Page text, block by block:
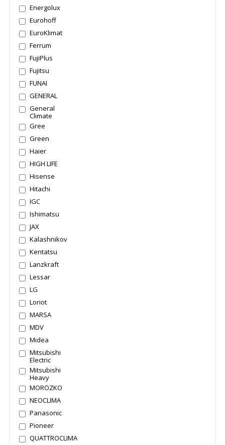
Energolux
Eurohoff
EuroKlimat
Ferrum
FujiPlus
Fujitsu
FUNAI
GENERAL
General
Climate
Gree
Green
Haier
HIGH LIFE
Hisense
Hitachi
IGC
Ishimatsu
JAX
Kalashnikov
Kentatsu
Lanzkraft
Lessar
LG
Loriot
MARSA
MDV
Midea
Mitsubishi
Electric
Mitsubishi
Heavy
MOROZKO
NEOCLIMA
Panasonic
Pioneer
QUATTROCLIMA